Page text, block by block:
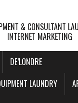
& CONSULTANT
INTERNET MARKETING
DE’LONDRE
LAUNDRY